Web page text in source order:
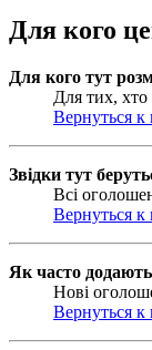
Для кого
Для кого тут
Для тих, хто
Вернуться к
Звідки тут
Всі
Вернуться к
Як часто
Нові
Вернуться к